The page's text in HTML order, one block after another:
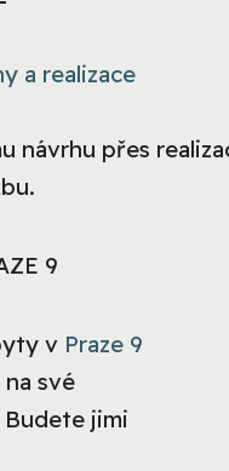
a realizace
návrhu přes
9
v Praze 9
na své
jimi